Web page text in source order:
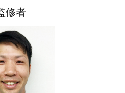
修者